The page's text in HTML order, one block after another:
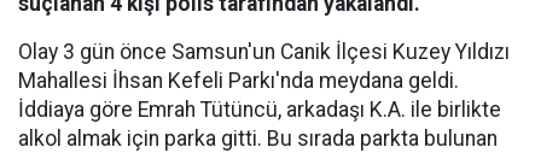
Olay 3 gün önce Samsun'un Canik İlçesi Kuzey Yıldızı
Mahallesi İhsan Kefeli Parkı'nda meydana geldi.
İddiaya göre Emrah Tütüncü, arkadaşı K.A. ile birlikte
alkol almak için parka gitti. Bu sırada parkta bulunan